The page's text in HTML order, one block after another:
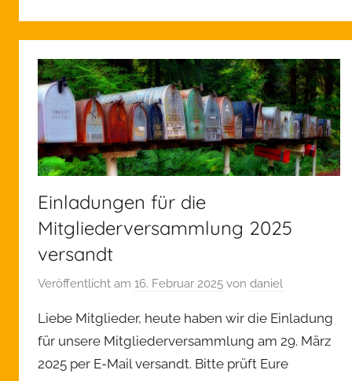
m
i
n
Einladungen für die
Mitgliederversammlung 2025
versandt
Veröffentlicht am 16. Februar 2025 von daniel
Liebe Mitglieder, heute haben wir die Einladung
für unsere Mitgliederversammlung am 29. März
2025 per E-Mail versandt. Bitte prüft Eure